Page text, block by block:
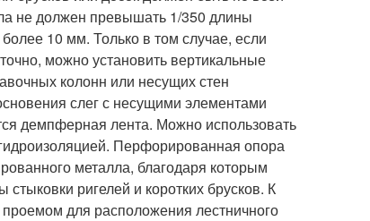
не должен превышать 1/350 длины
10 мм. Только в том случае, если
можно установить вертикальные
колонн или несущих стен
слег с несущими элементами
демпферная лента. Можно использовать
Перфорированная опора
металла, благодаря которым
ригелей и коротких брусков. К
проемом для расположения лестничного